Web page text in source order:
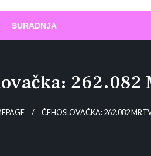
SURADNJA
262.082
ČEHOSLOVAČKA: 262.082